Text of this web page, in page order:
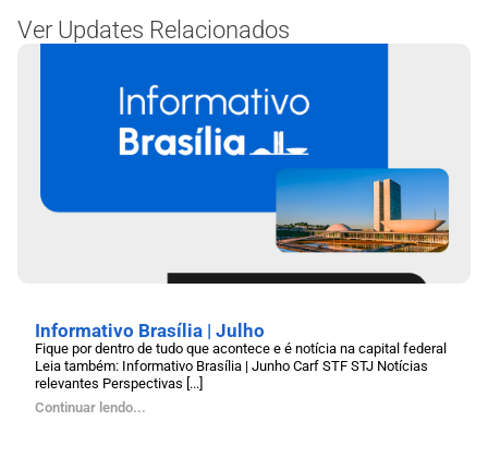
Ver Updates Relacionados
Informativo Brasília | Julho
Fique por dentro de tudo que acontece e é notícia na capital federal
Leia também: Informativo Brasília | Junho Carf STF STJ Notícias
relevantes Perspectivas [...]
Continuar lendo...